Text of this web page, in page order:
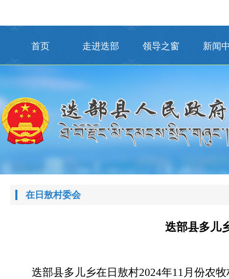
首页 走进迭部 领导之窗 新闻
在日敖村委会
迭部县多儿
迭部县多儿乡在日敖村2024年11月份农